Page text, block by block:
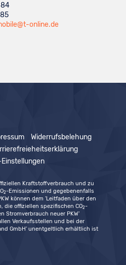
online.de
Widerrufsbelehung
Kraftstoffverbrauch und zu
2-Emissionen und gegebenenfalls
können dem 'Leitfaden über den
die offiziellen spezifischen CO2-
Stromverbrauch neuer PKW'
Verkaufsstellen und bei der
GmbH' unentgeltlich erhältlich ist